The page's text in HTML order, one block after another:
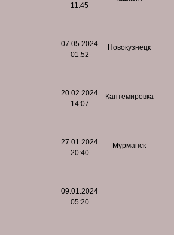
11:45
07.05.2024
01:52
Новокузнецк
20.02.2024
14:07
Кантемировка
27.01.2024
20:40
Мурманск
09.01.2024
05:20